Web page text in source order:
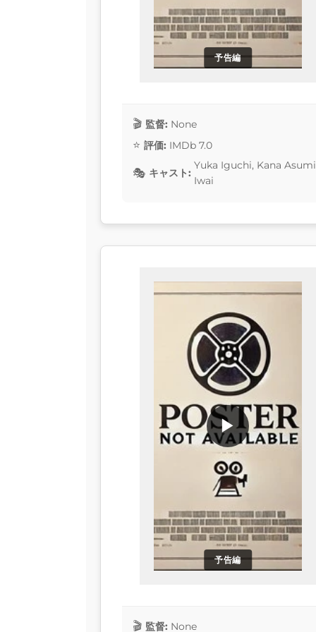
予告編
監督: None
評価: IMDb 7.0
キャスト:
Yuka Iguchi, Kana
Iwai
予告編
▶
監督: None